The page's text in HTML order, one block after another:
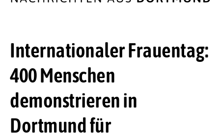
Internationaler Frauentag:
400 Menschen
demonstrieren in
Dortmund für